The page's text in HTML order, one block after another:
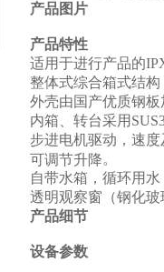
产品图片
产品特性
适用于进行产品的
整体式综合箱式结构
外壳由国产优质钢
内箱
转台采用
步进电机驱动 ，速
可调节升降。
自带水箱，循环用水
透明观察窗 （钢化
产品细节
设备参数